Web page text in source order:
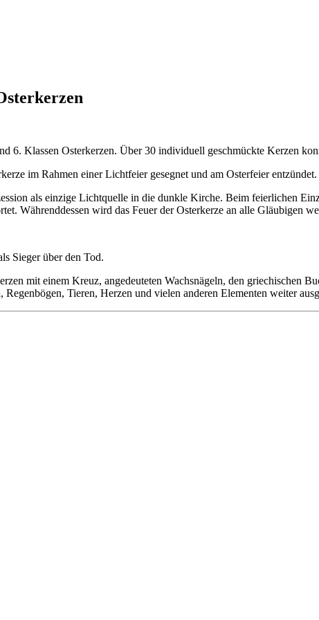
6. Klassen Osterkerzen. Über 30 individuell geschmückte Kerzen
im Rahmen einer Lichtfeier gesegnet und am Osterfeier entzündet.
als einzige Lichtquelle in die dunkle Kirche. Beim feierlichen
Währenddessen wird das Feuer der Osterkerze an alle Gläubigen
Sieger über den Tod.
mit einem Kreuz, angedeuteten Wachsnägeln, den griechischen
Tieren, Herzen und vielen anderen Elementen weiter